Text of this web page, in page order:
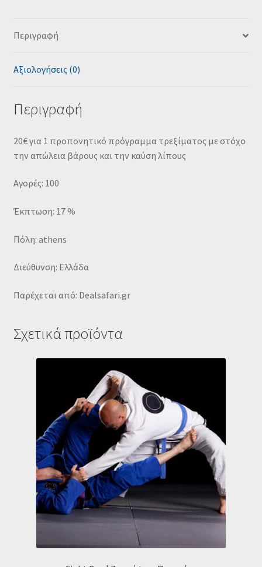
Περιγραφή
Αξιολογήσεις (0)
Περιγραφή
20€ για 1 προπονητικό πρόγραμμα τρεξίματος με στόχο
την απώλεια βάρους και την καύση λίπους
Αγορές: 100
Έκπτωση: 17 %
Πόλη: athens
Διεύθυνση: Ελλάδα
Παρέχεται από: Dealsafari.gr
Σχετικά προϊόντα